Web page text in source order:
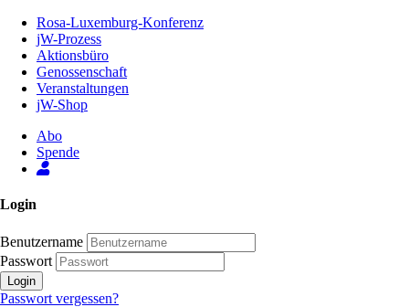
Inhalt
Seite
Rosa-Luxemburg-Konferenz
jW-Prozess
Aktionsbüro
Genossenschaft
Veranstaltungen
jW-Shop
Abo
Spende
Login
Benutzername
Passwort
Login
Passwort vergessen?